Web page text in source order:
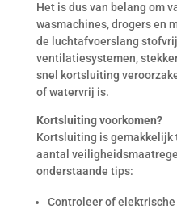
Het is dus van belang om
wasmachines, drogers en
de luchtafvoerslang
ventilatiesystemen,
snel kortsluiting
of watervrij is.
Kortsluiting voorkomen?
Kortsluiting is gemakkelijk
aantal
onderstaande tips:
Controleer of